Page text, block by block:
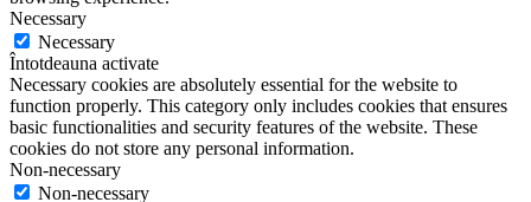
Necessary
Necessary
Întotdeauna activate
Necessary cookies are absolutely essential for the website to
function properly. This category only includes cookies that ensures
basic functionalities and security features of the website. These
cookies do not store any personal information.
Non-necessary
Non-necessary